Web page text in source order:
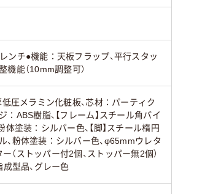
ンチ●機能：天板フラップ、平行スタッ
機能（10mm調整可）
低圧メラミン化粧板、芯材：パーティク
：ABS樹脂、【フレーム】スチール角パイ
体塗装：シルバー色、【脚】スチール楕円
、粉体塗装：シルバー色、φ65mmウレタ
（ストッパー付2個、ストッパー無2個）
成型品、グレー色